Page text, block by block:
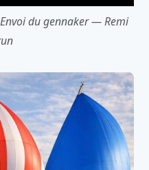
du gennaker — Remi